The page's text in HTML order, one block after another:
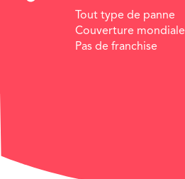
Tout type de panne
Couverture mondiale
Pas de franchise